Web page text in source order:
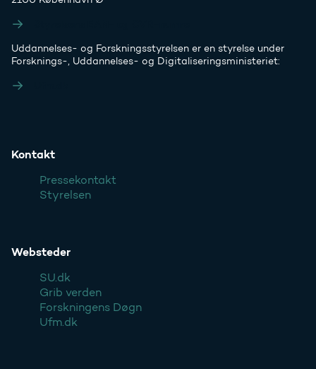
Uddannelses- og Forskningsstyrelsen er en styrelse under
Forsknings-, Uddannelses- og Digitaliseringsministeriet:
Kontakt
Pressekontakt
Styrelsen
Websteder
SU.dk
Grib verden
Forskningens Døgn
Ufm.dk